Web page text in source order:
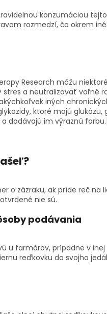
konzumáciou
rozmedzí, čo okrem
Research môžu
a neutralizovať voľné
iných
ktoré majú glukózu,
dodávajú im výraznú farbu.
?
o zázraku, ak príde reč na
nie sú.
podávania
u farmárov, prípadne v
reďkovku do svojho